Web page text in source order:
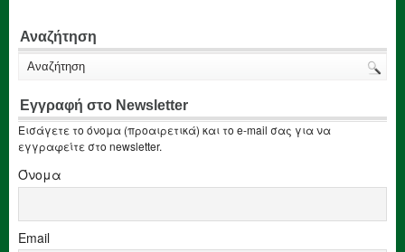
Αναζήτηση
Εγγραφή στο Newsletter
Εισάγετε το όνομα (προαιρετικά) και το e-mail σας για να
εγγραφείτε στο newsletter.
Όνομα
Email